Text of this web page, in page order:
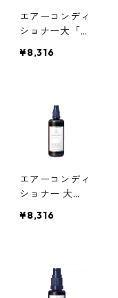
エアーコンディ
ショナー大「
ダー
¥8,316
エアーコンディ
ショナー 大
イ」クイントエ
¥8,316